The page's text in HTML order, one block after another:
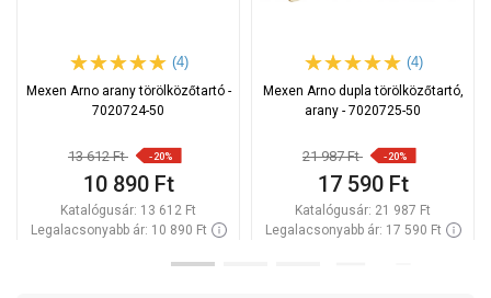
(4)
Mexen Arno arany törölközőtartó -
7020724-50
13 612 Ft -20%
10 890 Ft
Katalógusár: 13 612 Ft
Legalacsonyabb ár: 10 890 Ft
(4)
Mexen Arno dupla törölközőtartó,
arany - 7020725-50
21 987 Ft -20%
17 590 Ft
Katalógusár: 21 987 Ft
Legalacsonyabb ár: 17 590 Ft